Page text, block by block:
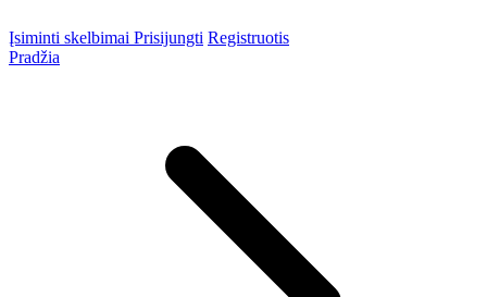
Įsiminti skelbimai Prisijungti Registruotis
Pradžia